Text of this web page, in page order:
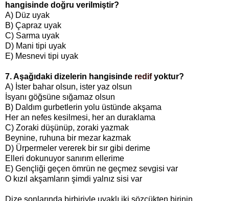
hangisinde doğru verilmiştir?
A) Düz uyak
B) Çapraz uyak
C) Sarma uyak
D) Mani tipi uyak
E) Mesnevi tipi uyak
7. Aşağıdaki dizelerin hangisinde redifyoktur?
A) İster bahar olsun, ister yaz olsun
İsyanı göğsüne sığamaz olsun
B) Daldım gurbetlerin yolu üstünde akşama
Her an nefes kesilmesi, her an duraklama
C) Zoraki düşünüp, zoraki yazmak
Beynine, ruhuna bir mezar kazmak
D) Ürpermeler vererek bir sır gibi derime
Elleri dokunuyor sanırım ellerime
E) Gençliği geçen ömrün ne geçmez sevgisi var
O kızıl akşamların şimdi yalnız sisi var
Dize sonlarında birbiriyle uyaklı iki sözcükten birinin